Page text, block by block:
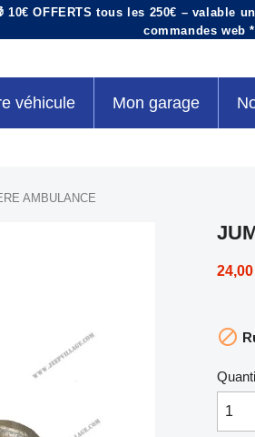
10€ OFFERTS tous les 250€ – valable
commandes web
véhicule Mon garage
AMBULANCE
